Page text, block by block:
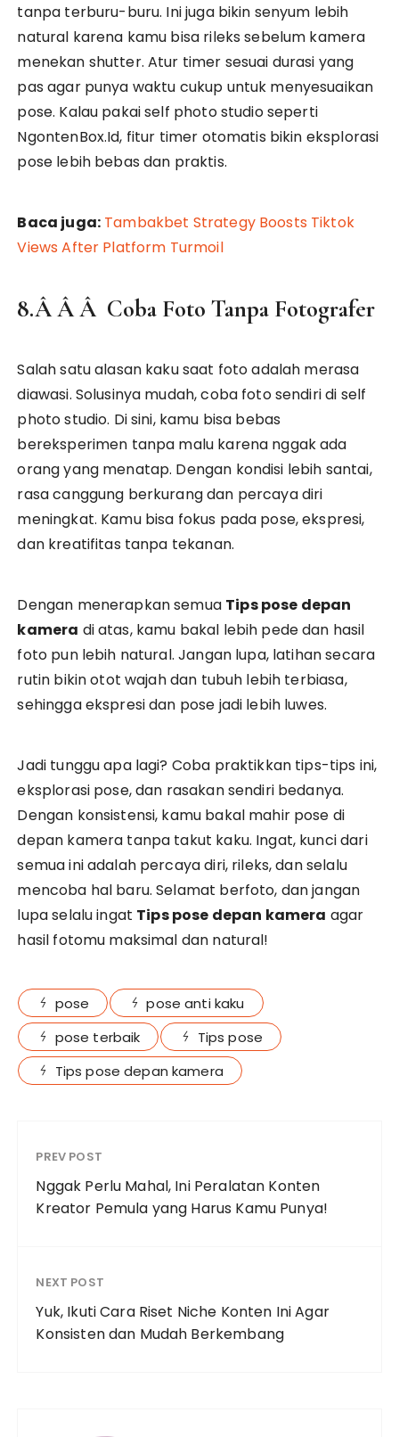
tanpa terburu-buru. Ini juga bikin senyum lebih
natural karena kamu bisa rileks sebelum kamera
menekan shutter. Atur timer sesuai durasi yang
pas agar punya waktu cukup untuk menyesuaikan
pose. Kalau pakai self photo studio seperti
NgontenBox.Id, fitur timer otomatis bikin eksplorasi
pose lebih bebas dan praktis.
Baca juga: Tambakbet Strategy Boosts Tiktok
Views After Platform Turmoil
8.Â Â Â Coba Foto Tanpa Fotografer
Salah satu alasan kaku saat foto adalah merasa
diawasi. Solusinya mudah, coba foto sendiri di self
photo studio. Di sini, kamu bisa bebas
bereksperimen tanpa malu karena nggak ada
orang yang menatap. Dengan kondisi lebih santai,
rasa canggung berkurang dan percaya diri
meningkat. Kamu bisa fokus pada pose, ekspresi,
dan kreatifitas tanpa tekanan.
Dengan menerapkan semua Tips pose depan
kamera di atas, kamu bakal lebih pede dan hasil
foto pun lebih natural. Jangan lupa, latihan secara
rutin bikin otot wajah dan tubuh lebih terbiasa,
sehingga ekspresi dan pose jadi lebih luwes.
Jadi tunggu apa lagi? Coba praktikkan tips-tips ini,
eksplorasi pose, dan rasakan sendiri bedanya.
Dengan konsistensi, kamu bakal mahir pose di
depan kamera tanpa takut kaku. Ingat, kunci dari
semua ini adalah percaya diri, rileks, dan selalu
mencoba hal baru. Selamat berfoto, dan jangan
lupa selalu ingat Tips pose depan kamera agar
hasil fotomu maksimal dan natural!
pose
pose anti kaku
pose terbaik
Tips pose
Tips pose depan kamera
PREV POST
Nggak Perlu Mahal, Ini Peralatan Konten
Kreator Pemula yang Harus Kamu Punya!
NEXT POST
Yuk, Ikuti Cara Riset Niche Konten Ini Agar
Konsisten dan Mudah Berkembang